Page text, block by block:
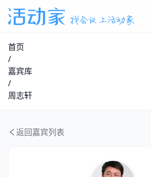
首页
/
嘉宾库
/
周志轩
返回嘉宾列表